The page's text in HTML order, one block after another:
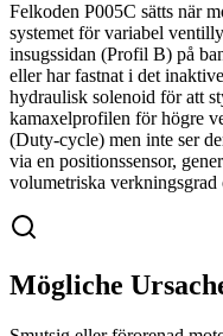
Felkoden P005C sätts när
systemet för variabel
insugssidan (Profil B) på
eller har fastnat i det
hydraulisk solenoid för att
kamaxelprofilen för högre
(Duty-cycle) men inte ser
via en positionssensor,
volumetriska verkningsgrad
Mögliche